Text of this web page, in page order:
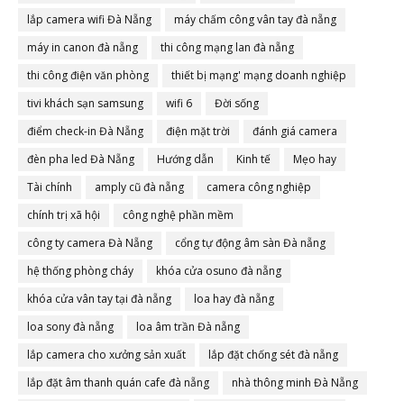
lắp camera wifi Đà Nẵng
máy chấm công vân tay đà nẵng
máy in canon đà nẵng
thi công mạng lan đà nẵng
thi công điện văn phòng
thiết bị mạng' mạng doanh nghiệp
tivi khách sạn samsung
wifi 6
Đời sống
điểm check-in Đà Nẵng
điện mặt trời
đánh giá camera
đèn pha led Đà Nẵng
Hướng dẫn Kinh tế
Mẹo hay
Tài chính
amply cũ đà nẵng
camera công nghiệp
chính trị xã hội
công nghệ phần mềm
công ty camera Đà Nẵng
cổng tự động âm sàn Đà nẵng
hệ thống phòng cháy
khóa cửa osuno đà nẵng
khóa cửa vân tay tại đà nẵng
loa hay đà nẵng
loa sony đà nẵng
loa âm trần Đà nẵng
lắp camera cho xưởng sản xuất
lắp đặt chống sét đà nẵng
lắp đặt âm thanh quán cafe đà nẵng
nhà thông minh Đà Nẵng